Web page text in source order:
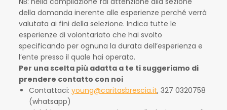
della domanda inerente alle esperienze perché verrà
valutata ai fini della selezione. Indica tutte le
esperienze di volontariato che hai svolto
specificando per ognuna la durata dell’esperienza e
l’ente presso il quale hai operato.
Per una scelta più adatta a te ti suggeriamo di
prendere contatto con noi
Contattaci:young@caritasbrescia.it, 327 0320758
(whatsapp)